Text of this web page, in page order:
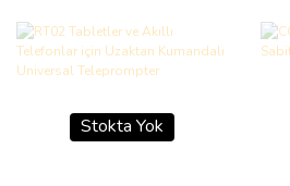
Stokta Yok